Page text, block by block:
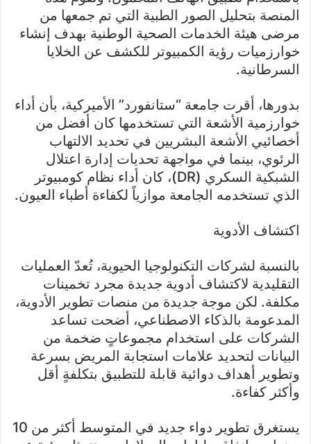
المنصة بتحليل الصور الطبية التي تم جمعها من
مرضى هيئة الخدمات الصحية الوطنية بهدف إنشاء
خوارزميات رؤية الكمبيوتر للكشف عن الخلايا
السرطانية.
بدورها، أقرت جامعة “ستانفورد” الأميركية، بأن أداء
خوارزمية الأشعة التي تستخدمها كان أفضل من
أخصائيي الأشعة البشريين في تحديد الالتهاب
الرئوي، بينما في مواجهة تحديات إدارة اعتلال
الشبكية السكري (DR)، كان أداء نظام كومبيوتر
الذي تستخدمه الجامعة موازياً لكفاءة أطباء العيون.
اكتشاف الأدوية
بالنسبة لشركات التكنولوجيا الحيوية، تُعدّ العمليات
التقليدية لاكتشاف أدوية جديدة مجرد تخمينات
مكلفة. لكن موجة جديدة من منصات تطوير الأدوية،
المدعومة بالذكاء الاصطناعي، أضحت تساعد
الشركات على استخدام مجموعاتٍ ضخمة من
البيانات لتحديد علامات استجابة المريض بسرعة
وتطوير أهداف دوائية قابلة للتطبيق بتكلفةٍ أقل
وأكثر كفاءة.
يستغرق تطوير دواء جديد في المتوسط أكثر من 10